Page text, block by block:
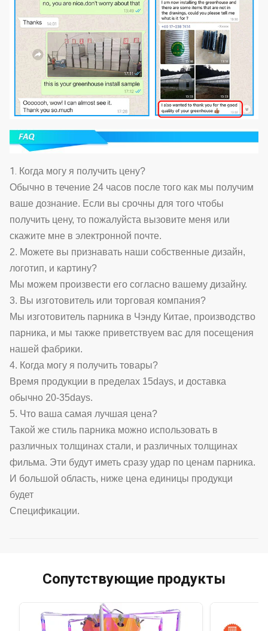
1. Когда могу я получить цену?
Обычно в течение 24 часов после того как мы получим
ваше дознание. Если вы срочны для того чтобы
получить цену, то пожалуйста вызовите меня или
скажите мне в электронной почте.
2. Можете вы признавать наши собственные дизайн,
логотип, и картину?
Мы можем произвести его согласно вашему дизайну.
3. Вы изготовитель или торговая компания?
Мы изготовитель парника в Чэнду Китае, производство
парника, и мы также приветствуем вас для посещения
нашей фабрики.
4. Когда могу я получить товары?
Время продукции в пределах 15days, и доставка
обычно 20-35days.
5. Что ваша самая лучшая цена?
Такой же стиль парника можно использовать в
различных толщинах стали, и различных толщинах
фильма. Эти будут иметь сразу удар по ценам парника.
И большой область, ниже цена единицы продукци
будет
Спецификации.
Сопутствующие продукты